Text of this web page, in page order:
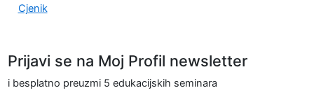
Cjenik
Prijavi se na Moj Profil newsletter
i besplatno preuzmi 5 edukacijskih seminara